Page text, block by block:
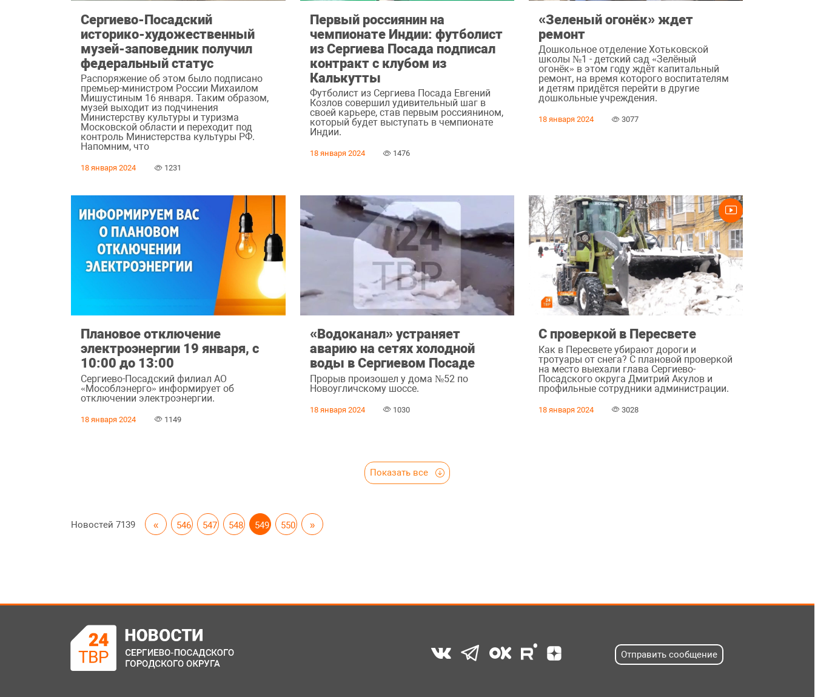
Сергиево-Посадский
историко-художественный
музей-заповедник получил
федеральный статус
Распоряжение об этом было подписано
премьер-министром России Михаилом
Мишустиным 16 января. Таким образом,
музей выходит из подчинения
Министерству культуры и туризма
Московской области и переходит под
контроль Министерства культуры РФ.
Напомним, что
18 января 2024 1231
Первый россиянин на
чемпионате Индии: футболист
из Сергиева Посада подписал
контракт с клубом из
Калькутты
Футболист из Сергиева Посада Евгений
Козлов совершил удивительный шаг в
своей карьере, став первым россиянином,
который будет выступать в чемпионате
Индии.
18 января 2024 1476
«Зеленый огонёк» ждет
ремонт
Дошкольное отделение Хотьковской
школы №1 - детский сад «Зелёный
огонёк» в этом году ждёт капитальный
ремонт, на время которого воспитателям
и детям придётся перейти в другие
дошкольные учреждения.
18 января 2024 3077
Плановое отключение
электроэнергии 19 января, с
10:00 до 13:00
Сергиево-Посадский филиал АО
«Мособлэнерго» информирует об
отключении электроэнергии.
18 января 2024 1149
«Водоканал» устраняет
аварию на сетях холодной
воды в Сергиевом Посаде
Прорыв произошел у дома №52 по
Новоугличскому шоссе.
18 января 2024 1030
С проверкой в Пересвете
Как в Пересвете убирают дороги и
тротуары от снега? С плановой проверкой
на место выехали глава Сергиево-
Посадского округа Дмитрий Акулов и
профильные сотрудники администрации.
18 января 2024 3028
Показать все
Новостей7139 « 546 547 548 549 550 »
Отправить сообщение